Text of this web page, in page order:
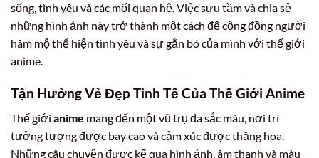
sống, tình yêu và các mối quan hệ. Việc sưu tầm và chia sẻ
những hình ảnh này trở thành một cách để cộng đồng người
hâm mộ thể hiện tình yêu và sự gắn bó của mình với thế giới
anime.
Tận Hưởng Vẻ Đẹp Tinh Tế Của Thế Giới Anime
Thế giới anime mang đến một vũ trụ đa sắc màu, nơi trí
tưởng tượng được bay cao và cảm xúc được thăng hoa.
Những câu chuyện được kể qua hình ảnh, âm thanh và màu